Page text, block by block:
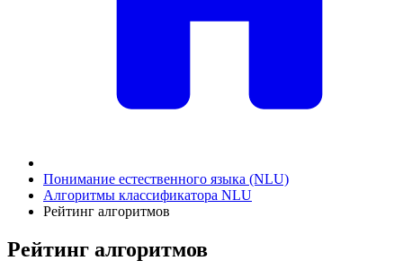
Понимание естественного языка (NLU)
Алгоритмы классификатора NLU
Рейтинг алгоритмов
Рейтинг алгоритмов